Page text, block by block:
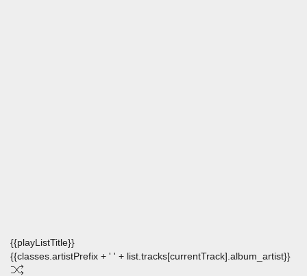
{{playListTitle}}
{{classes.artistPrefix + ' ' + list.tracks[currentTrack].album_artist}}